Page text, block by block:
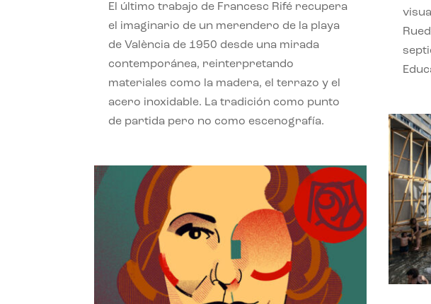
El último trabajo de Francesc Rifé recupera
el imaginario de un merendero de la playa
de València de 1950 desde una mirada
contemporánea, reinterpretando
materiales como la madera, el terrazo y el
acero inoxidable. La tradición como punto
de partida pero no como escenografía.